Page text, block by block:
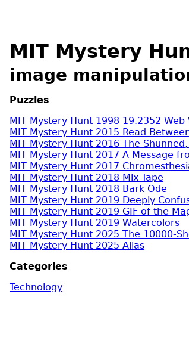
MIT Mystery
image
Puzzles
MIT Mystery Hunt 1998 19.2352 Web
MIT Mystery Hunt 2015 Read
MIT Mystery Hunt 2016 The
MIT Mystery Hunt 2017 A Message
MIT Mystery Hunt 2017
MIT Mystery Hunt 2018 Mix Tape
MIT Mystery Hunt 2018 Bark Ode
MIT Mystery Hunt 2019 Deeply
MIT Mystery Hunt 2019 GIF of the
MIT Mystery Hunt 2019 Watercolors
MIT Mystery Hunt 2025 The 10000-
MIT Mystery Hunt 2025 Alias
Categories
Technology